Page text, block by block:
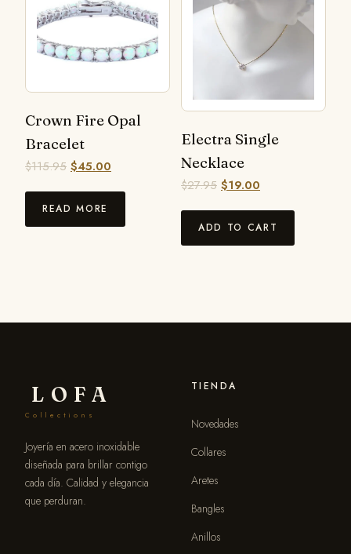
Crown Fire Opal
Bracelet
$115.95 $45.00
READ MORE
Electra Single
Necklace
$27.95 $19.00
ADD TO CART
LOFA
Collections
Joyería en acero inoxidable
diseñada para brillar contigo
cada día. Calidad y elegancia
que perduran.
TIENDA
Novedades
Collares
Aretes
Bangles
Anillos